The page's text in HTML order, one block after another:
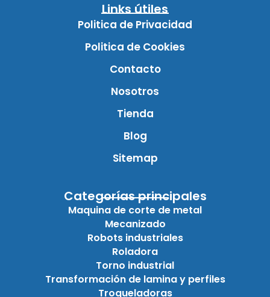
Links útiles
Politica de Privacidad
Politica de Cookies
Contacto
Nosotros
Tienda
Blog
Sitemap
Categorías principales
Maquina de corte de metal
Mecanizado
Robots industriales
Roladora
Torno industrial
Transformación de lamina y perfiles
Troqueladoras